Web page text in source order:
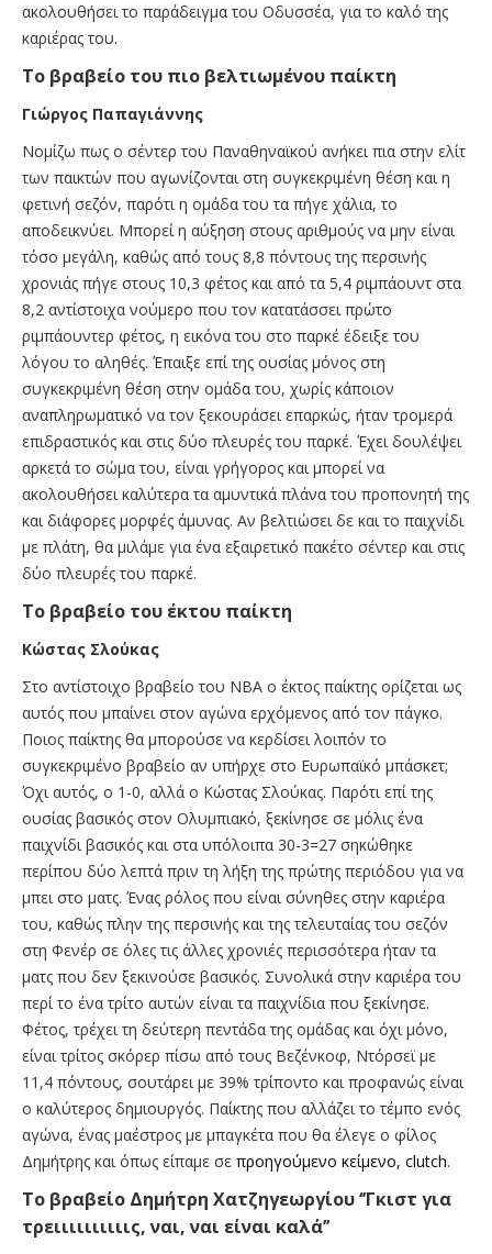
ακολουθήσει το παράδειγμα του Οδυσσέα, για το καλό της
καριέρας του.
Το βραβείο του πιο βελτιωμένου παίκτη
Γιώργος Παπαγιάννης
Νομίζω πως ο σέντερ του Παναθηναϊκού ανήκει πια στην ελίτ
των παικτών που αγωνίζονται στη συγκεκριμένη θέση και η
φετινή σεζόν, παρότι η ομάδα του τα πήγε χάλια, το
αποδεικνύει. Μπορεί η αύξηση στους αριθμούς να μην είναι
τόσο μεγάλη, καθώς από τους 8,8 πόντους της περσινής
χρονιάς πήγε στους 10,3 φέτος και από τα 5,4 ριμπάουντ στα
8,2 αντίστοιχα νούμερο που τον κατατάσσει πρώτο
ριμπάουντερ φέτος, η εικόνα του στο παρκέ έδειξε του
λόγου το αληθές. Έπαιξε επί της ουσίας μόνος στη
συγκεκριμένη θέση στην ομάδα του, χωρίς κάποιον
αναπληρωματικό να τον ξεκουράσει επαρκώς, ήταν τρομερά
επιδραστικός και στις δύο πλευρές του παρκέ. Έχει δουλέψει
αρκετά το σώμα του, είναι γρήγορος και μπορεί να
ακολουθήσει καλύτερα τα αμυντικά πλάνα του προπονητή της
και διάφορες μορφές άμυνας. Αν βελτιώσει δε και το παιχνίδι
με πλάτη, θα μιλάμε για ένα εξαιρετικό πακέτο σέντερ και στις
δύο πλευρές του παρκέ.
To βραβείο του έκτου παίκτη
Κώστας Σλούκας
Στο αντίστοιχο βραβείο του ΝΒΑ ο έκτος παίκτης ορίζεται ως
αυτός που μπαίνει στον αγώνα ερχόμενος από τον πάγκο.
Ποιος παίκτης θα μπορούσε να κερδίσει λοιπόν το
συγκεκριμένο βραβείο αν υπήρχε στο Ευρωπαϊκό μπάσκετ;
Όχι αυτός, ο 1-0, αλλά ο Κώστας Σλούκας. Παρότι επί της
ουσίας βασικός στον Ολυμπιακό, ξεκίνησε σε μόλις ένα
παιχνίδι βασικός και στα υπόλοιπα 30-3=27 σηκώθηκε
περίπου δύο λεπτά πριν τη λήξη της πρώτης περιόδου για να
μπει στο ματς. Ένας ρόλος που είναι σύνηθες στην καριέρα
του, καθώς πλην της περσινής και της τελευταίας του σεζόν
στη Φενέρ σε όλες τις άλλες χρονιές περισσότερα ήταν τα
ματς που δεν ξεκινούσε βασικός. Συνολικά στην καριέρα του
περί το ένα τρίτο αυτών είναι τα παιχνίδια που ξεκίνησε.
Φέτος, τρέχει τη δεύτερη πεντάδα της ομάδας και όχι μόνο,
είναι τρίτος σκόρερ πίσω από τους Βεζένκοφ, Ντόρσεϊ με
11,4 πόντους, σουτάρει με 39% τρίποντο και προφανώς είναι
ο καλύτερος δημιουργός. Παίκτης που αλλάζει το τέμπο ενός
αγώνα, ένας μαέστρος με μπαγκέτα που θα έλεγε ο φίλος
Δημήτρης και όπως είπαμε σε προηγούμενο κείμενο, clutch.
Το βραβείο Δημήτρη Χατζηγεωργίου ‘’Γκιστ για
τρειιιιιιιιιις, ναι, ναι είναι καλά’’